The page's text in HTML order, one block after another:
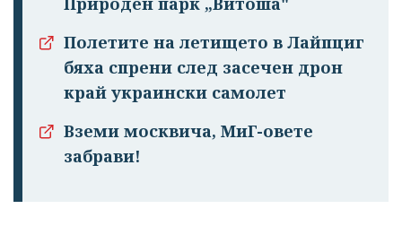
Полетите на летището в Лайпциг
бяха спрени след засечен дрон
край украински самолет
Вземи москвича, МиГ-овете
забрави!